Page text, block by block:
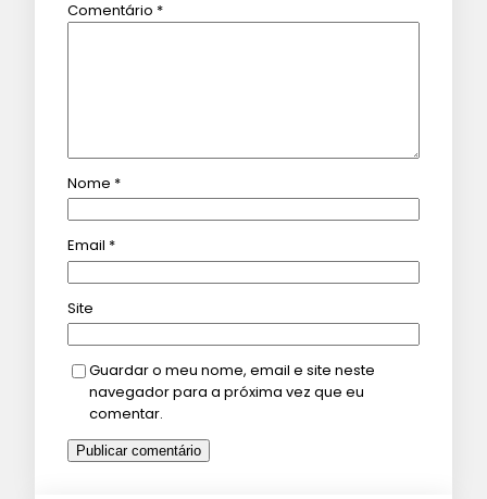
Comentário *
Nome *
Email *
Site
Guardar o meu nome, email e site neste
navegador para a próxima vez que eu
comentar.